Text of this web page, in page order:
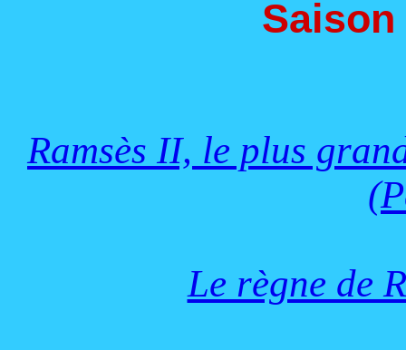
Saison
Ramsès II, le plus
Le règne de